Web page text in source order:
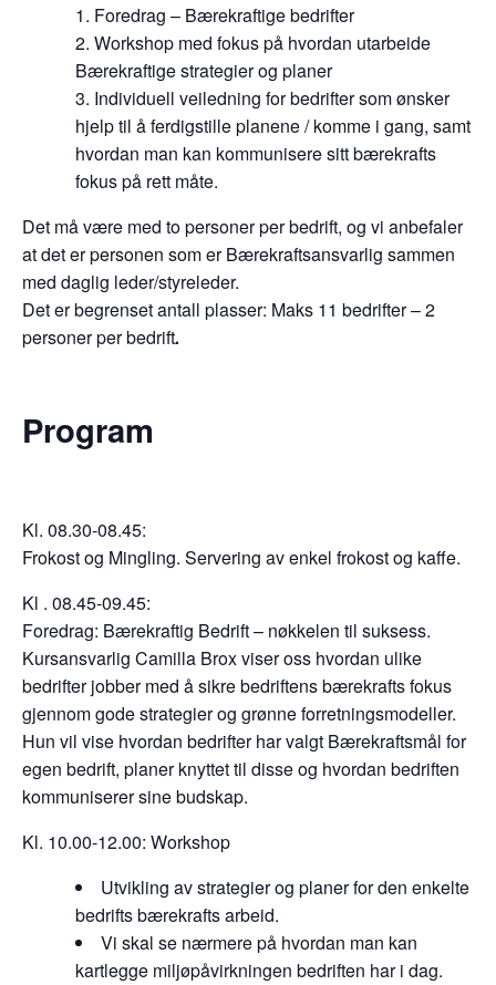
Foredrag – Bærekraftige bedrifter
Workshop med fokus på hvordan utarbeide
Bærekraftige strategier og planer
Individuell veiledning for bedrifter som ønsker
hjelp til å ferdigstille planene / komme i gang, samt
hvordan man kan kommunisere sitt bærekrafts
fokus på rett måte.
Det må være med to personer per bedrift, og vi anbefaler
at det er personen som er Bærekraftsansvarlig sammen
med daglig leder/styreleder.
Det er begrenset antall plasser: Maks 11 bedrifter – 2
personer per bedrift.
Program
Kl. 08.30-08.45:
Frokost og Mingling. Servering av enkel frokost og kaffe.
Kl . 08.45-09.45:
Foredrag: Bærekraftig Bedrift – nøkkelen til suksess.
Kursansvarlig Camilla Brox viser oss hvordan ulike
bedrifter jobber med å sikre bedriftens bærekrafts fokus
gjennom gode strategier og grønne forretningsmodeller.
Hun vil vise hvordan bedrifter har valgt Bærekraftsmål for
egen bedrift, planer knyttet til disse og hvordan bedriften
kommuniserer sine budskap.
Kl. 10.00-12.00: Workshop
Utvikling av strategier og planer for den enkelte
bedrifts bærekrafts arbeid.
Vi skal se nærmere på hvordan man kan
kartlegge miljøpåvirkningen bedriften har i dag.